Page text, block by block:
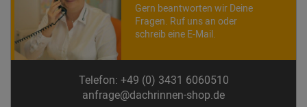
Gern beantworten wir Deine
Fragen. Ruf uns an oder
schreib eine E-Mail.
Telefon: +49 (0) 3431 6060510
anfrage@dachrinnen-shop.de